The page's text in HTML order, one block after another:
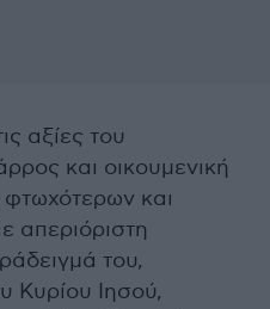
αξίες του
και οικουμενική
και
απεριόριστη
του,
Κυρίου Ιησού,